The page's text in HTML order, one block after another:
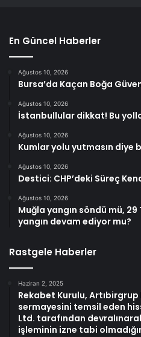
En Güncel Haberler
Ağustos 10, 2026
Bursa’da Kaçan Boğa
Ağustos 10, 2026
İstanbullular dikkat! Bu
Ağustos 10, 2026
Kumlar yolu yutmasın
Ağustos 10, 2026
Destici: CHP’deki Süreç
Ağustos 10, 2026
Muğla yangın söndü mü,
yangın devam ediyor mu?
Rastgele Haberler
Haziran 2, 2025
Rekabet Kurulu, Artıbirgrup
sermayesini temsil eden
Ltd. tarafından
işleminin izne tabi